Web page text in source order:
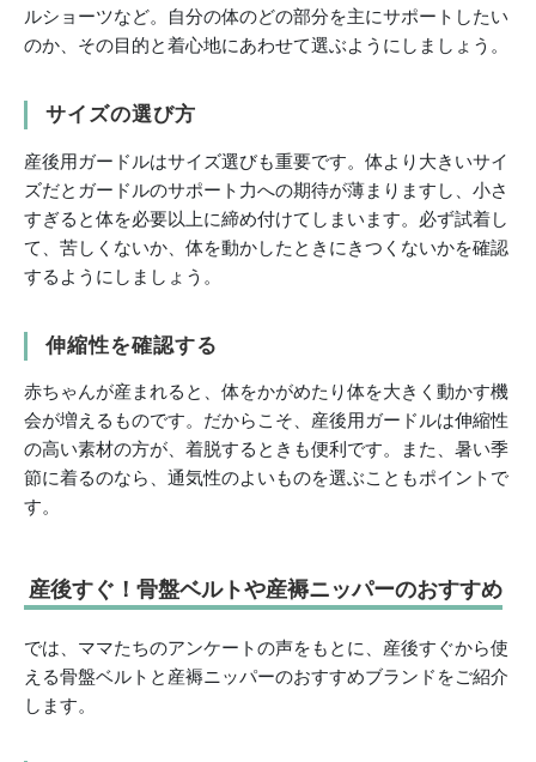
ルショーツなど。自分の体のどの部分を主にサポートしたい
のか、その目的と着心地にあわせて選ぶようにしましょう。
サイズの選び方
産後用ガードルはサイズ選びも重要です。体より大きいサイ
ズだとガードルのサポート力への期待が薄まりますし、小さ
すぎると体を必要以上に締め付けてしまいます。必ず試着し
て、苦しくないか、体を動かしたときにきつくないかを確認
するようにしましょう。
伸縮性を確認する
赤ちゃんが産まれると、体をかがめたり体を大きく動かす機
会が増えるものです。だからこそ、産後用ガードルは伸縮性
の高い素材の方が、着脱するときも便利です。また、暑い季
節に着るのなら、通気性のよいものを選ぶこともポイントで
す。
産後すぐ！骨盤ベルトや産褥ニッパーのおすすめ
では、ママたちのアンケートの声をもとに、産後すぐから使
える骨盤ベルトと産褥ニッパーのおすすめブランドをご紹介
します。